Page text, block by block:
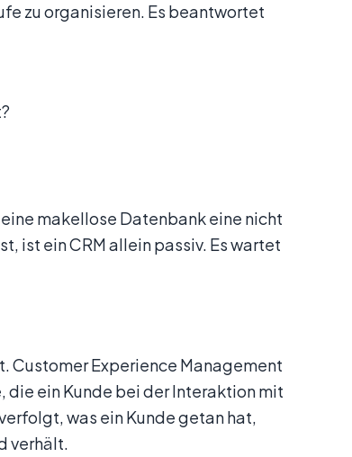
zu organisieren. Es beantwortet
makellose Datenbank eine nicht
ist ein CRM allein passiv. Es wartet
Customer Experience Management
ein Kunde bei der Interaktion mit
was ein Kunde getan hat,
verhält.